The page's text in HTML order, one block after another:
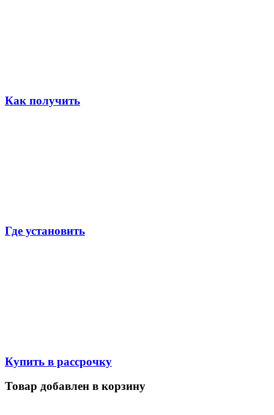
Как получить
Где установить
Купить в рассрочку
Товар добавлен в корзину